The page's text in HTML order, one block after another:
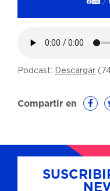
Podcast: Descargar
Compartir en